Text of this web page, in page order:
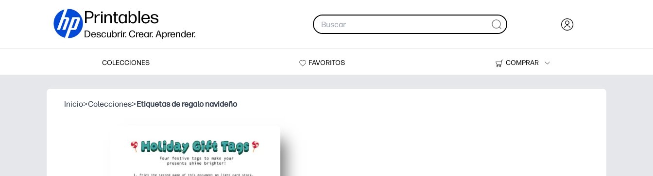
Printables
Descubrir. Crear. Aprender.
COLECCIONES FAVORITOS
COMPRAR
Impresoras
Inicio>Colecciones>Etiquetas de regalo navideño